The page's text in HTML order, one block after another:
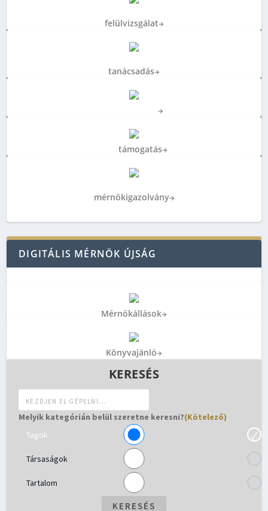
felülvizsgálat→
tanácsadás→
→
támogatás→
mérnökigazolvány→
DIGITÁLIS MÉRNÖK ÚJSÁG
Mérnökállások→
Könyvajánló→
KERESÉS
Melyik kategórián belül szeretne keresni?(Kötelező)
Tagok
Társaságok
Tartalom